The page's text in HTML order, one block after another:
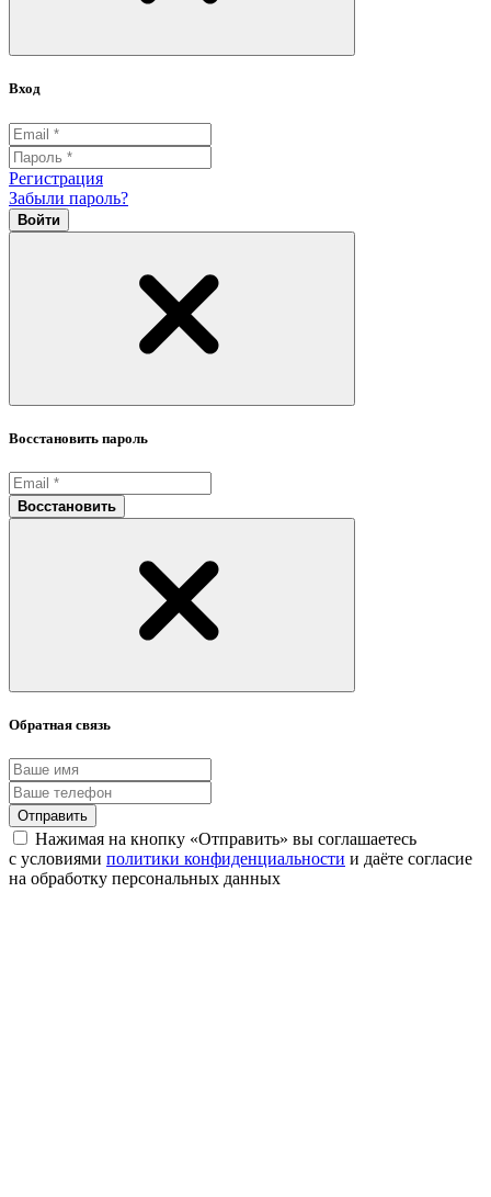
Вход
Регистрация
Забыли пароль?
Войти
Восстановить пароль
Восстановить
Обратная связь
Отправить
Нажимая на кнопку «Отправить» вы соглашаетесь
с условиями политики конфиденциальности и даёте согласие
на обработку персональных данных